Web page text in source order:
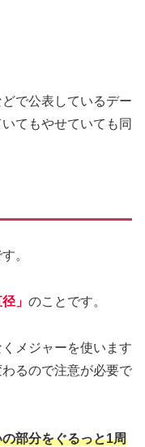
で公表しているデー
てもやせていても同
。
」 のことです。
メジャーを使います
るので注意が必要で
部分をぐるっと1周